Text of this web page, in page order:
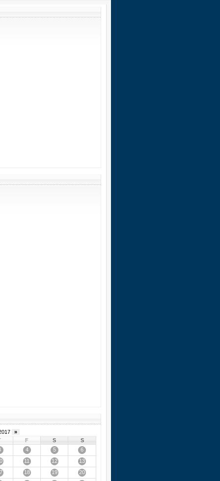
»
F S
S
4 5
6
11 12
13
18 19
20